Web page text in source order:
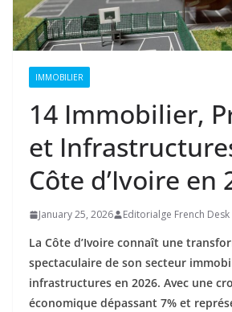
IMMOBILIER
14 Immobilier,
et
Côte d’Ivoire en
January 25, 2026 Editorialge French Desk
La Côte d’Ivoire connaît une
spectaculaire de son secteur
infrastructures en 2026. Avec une
économique dépassant 7% et